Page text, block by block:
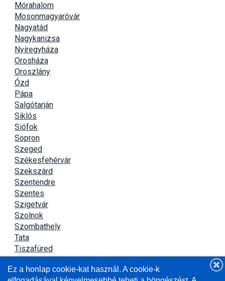
Mórahalom
Mosonmagyaróvár
Nagyatád
Nagykanizsa
Nyíregyháza
Orosháza
Oroszlány
Ózd
Pápa
Salgótarján
Siklós
Siófok
Sopron
Szeged
Székesfehérvár
Szekszárd
Szentendre
Szentes
Szigetvár
Szolnok
Szombathely
Tata
Tiszafüred
Újszász
Ez a honlap cookie-kat használ. A cookie-k